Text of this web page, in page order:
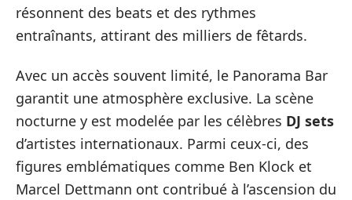
résonnent des beats et des rythmes
entraînants, attirant des milliers de fêtards.
Avec un accès souvent limité, le Panorama Bar
garantit une atmosphère exclusive. La scène
nocturne y est modelée par les célèbres DJ sets
d’artistes internationaux. Parmi ceux-ci, des
figures emblématiques comme Ben Klock et
Marcel Dettmann ont contribué à l’ascension du